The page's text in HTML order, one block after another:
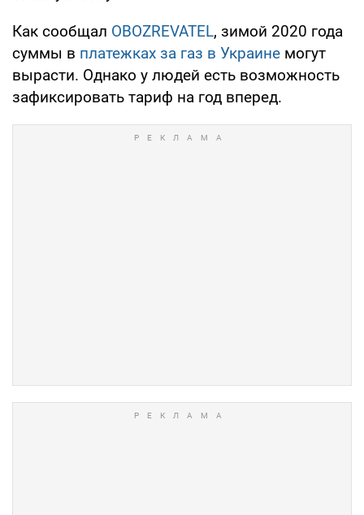
Как сообщал OBOZREVATEL, зимой 2020 года
суммы в платежках за газ в Украине могут
вырасти. Однако у людей есть возможность
зафиксировать тариф на год вперед.